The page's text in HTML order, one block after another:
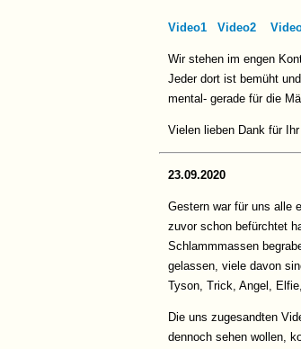
Video1 Video2
Wir stehen im engen
Jeder dort ist bemüht
mental- gerade für die
Vielen lieben Dank für
23.09.2020
Gestern war für uns alle
zuvor schon befürchtet
Schlammmassen
gelassen, viele davon
Tyson, Trick, Angel,
Die uns zugesandten
dennoch sehen wollen,